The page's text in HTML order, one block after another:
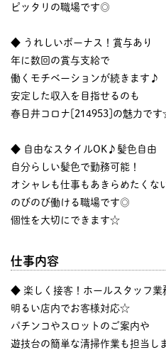
ピッタリの職場です◎
◆ うれしいボーナス！賞与あり
年に数回の賞与支給で
働くモチベーションが続きます♪
安定した収入を目指せるのも
春日井コロナ[214953]の魅力で
◆ 自由なスタイルOK♪髪色自由
自分らしい髪色で勤務可能！
オシャレも仕事もあきらめたくな
のびのび働ける職場です◎
個性を大切にできます☆
仕事内容
◆ 楽しく接客！ホールスタッフ業
明るい店内でお客様対応☆
パチンコやスロットのご案内や
遊技台の簡単な清掃作業も担当し